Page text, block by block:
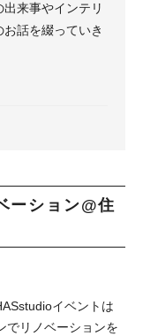
出来事やインテリ
お話を綴っていき
ーション@住
イベントは
でリノベーションを